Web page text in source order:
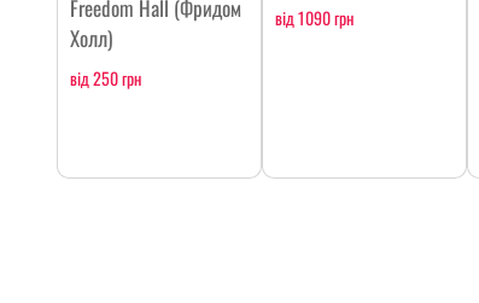
Freedom Hall (Фридом
Холл)
від 250 грн
від 1090 грн